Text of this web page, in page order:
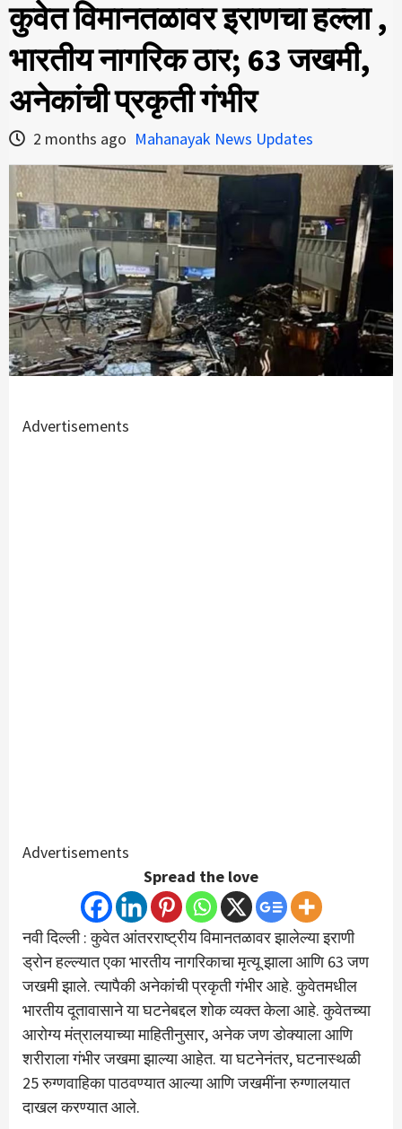
कुवेत विमानतळावर इराणचा हल्ला ,
भारतीय नागरिक ठार; 63 जखमी,
अनेकांची प्रकृती गंभीर
2 months ago Mahanayak News Updates
Advertisements
Advertisements
Spread the love
नवी दिल्ली : कुवेत आंतरराष्ट्रीय विमानतळावर झालेल्या इराणी
ड्रोन हल्ल्यात एका भारतीय नागरिकाचा मृत्यू झाला आणि 63 जण
जखमी झाले. त्यापैकी अनेकांची प्रकृती गंभीर आहे. कुवेतमधील
भारतीय दूतावासाने या घटनेबद्दल शोक व्यक्त केला आहे. कुवेतच्या
आरोग्य मंत्रालयाच्या माहितीनुसार, अनेक जण डोक्याला आणि
शरीराला गंभीर जखमा झाल्या आहेत. या घटनेनंतर, घटनास्थळी
25 रुग्णवाहिका पाठवण्यात आल्या आणि जखमींना रुग्णालयात
दाखल करण्यात आले.